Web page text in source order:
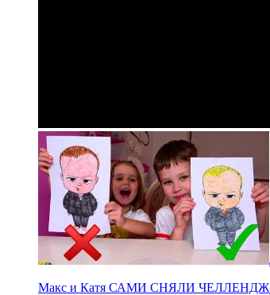
Макс и Катя САМИ СНЯЛИ ЧЕЛЛЕНДЖ